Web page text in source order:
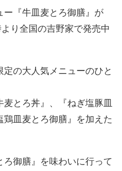
『牛皿麦とろ御膳』が
り全国の吉野家で発売中
の大人気メニューのひと
麦とろ丼』、『ねぎ塩豚皿
皿麦とろ御膳』を加えた
御膳』を味わいに行って